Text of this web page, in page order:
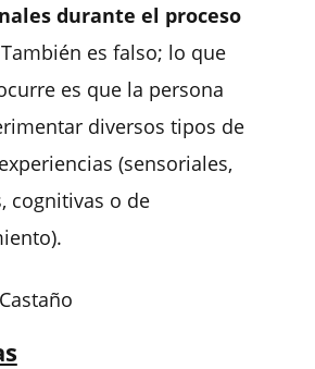
durante el proceso
También es falso; lo que
es que la persona
diversos tipos de
(sensoriales,
cognitivas o de